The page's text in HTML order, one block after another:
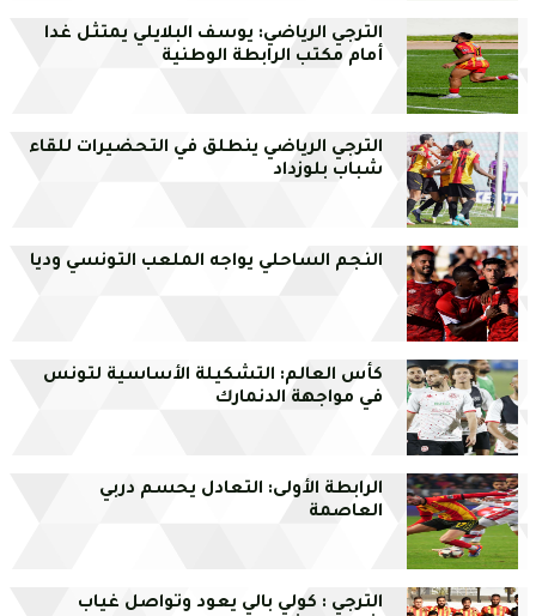
الترجي الرياضي: يوسف البلايلي يمتثل غدا
أمام مكتب الرابطة الوطنية
الترجي الرياضي ينطلق في التحضيرات للقاء
شباب بلوزداد
النجم الساحلي يواجه الملعب التونسي وديا
كأس العالم: التشكيلة الأساسية لتونس
في مواجهة الدنمارك
الرابطة الأولى: التعادل يحسم دربي
العاصمة
الترجي : كولي بالي يعود وتواصل غياب